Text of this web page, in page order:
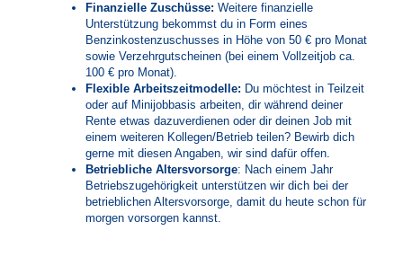
Finanzielle Zuschüsse: Weitere finanzielle
Unterstützung bekommst du in Form eines
Benzinkostenzuschusses in Höhe von 50 € pro Monat
sowie Verzehrgutscheinen (bei einem Vollzeitjob ca.
100 € pro Monat).
Flexible Arbeitszeitmodelle: Du möchtest in Teilzeit
oder auf Minijobbasis arbeiten, dir während deiner
Rente etwas dazuverdienen oder dir deinen Job mit
einem weiteren Kollegen/Betrieb teilen? Bewirb dich
gerne mit diesen Angaben, wir sind dafür offen.
Betriebliche Altersvorsorge: Nach einem Jahr
Betriebszugehörigkeit unterstützen wir dich bei der
betrieblichen Altersvorsorge, damit du heute schon für
morgen vorsorgen kannst.